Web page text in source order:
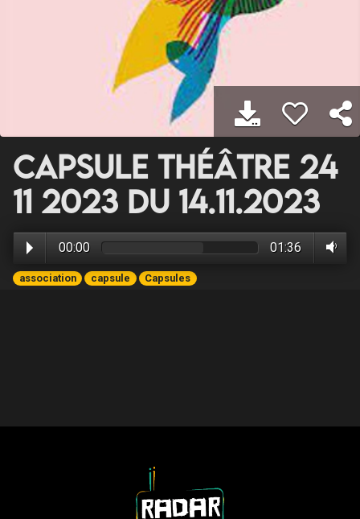
Capsule Théâtre 24
11 2023 du 14.11.2023
00:00 01:36
association capsule Capsules